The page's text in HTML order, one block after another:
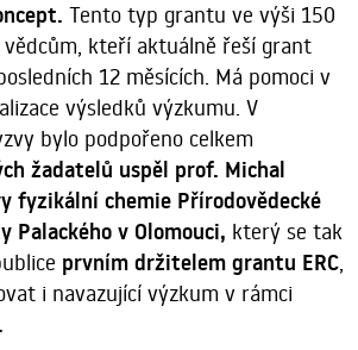
Tento typ grantu ve výši 150
vědcům, kteří aktuálně řeší grant
12 měsících. Má pomoci v
výsledků výzkumu. V
bylo podpořeno celkem
žadatelů uspěl prof. Michal
fyzikální chemie Přírodovědecké
v Olomouci, který se tak
prvním držitelem grantu ERC,
i navazující výzkum v rámci